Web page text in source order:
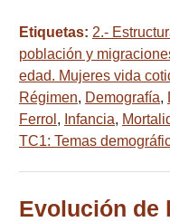
Etiquetas: 2.-
población y
edad. Mujeres vida
Régimen, Demografía,
Ferrol , Infancia,
TC1: Temas
Evolución de